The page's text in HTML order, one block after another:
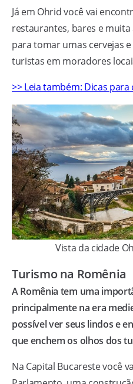
Já em Ohrid você vai
restaurantes, bares e
para tomar umas cervejas
turistas em moradores
>> Leia também: Dicas
Vista da cidade
Turismo na Romênia
A Romênia tem uma
principalmente na era
possível ver seus lindos e
que enchem os olhos dos
Na Capital Bucareste você